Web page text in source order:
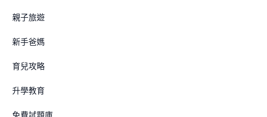
親子旅遊
新手爸媽
育兒攻略
升學教育
免費試題庫